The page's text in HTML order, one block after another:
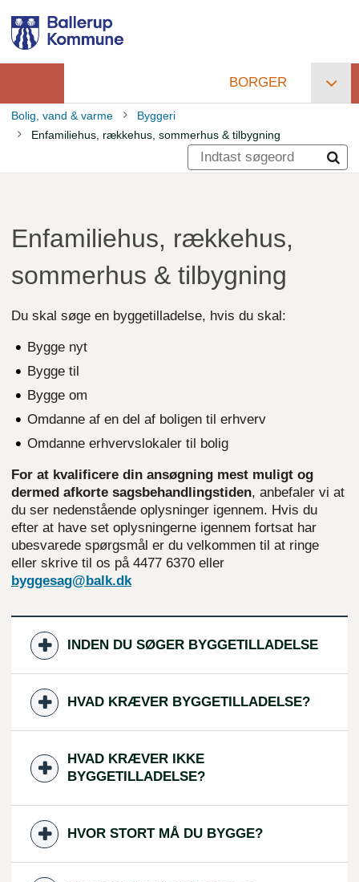
hovedindhold
Primær
navigation
BORGER
Brødkrumme
Bolig, vand & varme
Byggeri
Enfamiliehus, rækkehus, sommerhus & tilbygning
Enfamiliehus, rækkehus,
sommerhus & tilbygning
Du skal søge en byggetilladelse, hvis du skal:
Bygge nyt
Bygge til
Bygge om
Omdanne af en del af boligen til erhverv
Omdanne erhvervslokaler til bolig
For at kvalificere din ansøgning mest muligt og
dermed afkorte sagsbehandlingstiden, anbefaler vi at
du ser nedenstående oplysninger igennem. Hvis du
efter at have set oplysningerne igennem fortsat har
ubesvarede spørgsmål er du velkommen til at ringe
eller skrive til os på 4477 6370 eller
byggesag@balk.dk
INDEN DU SØGER BYGGETILLADELSE
HVAD KRÆVER BYGGETILLADELSE?
HVAD KRÆVER IKKE
BYGGETILLADELSE?
HVOR STORT MÅ DU BYGGE?